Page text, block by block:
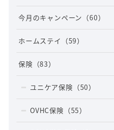
今月のキャンペーン （60）
ホームステイ （59）
保険 （83）
ユニケア保険 （50）
OVHC保険 （55）